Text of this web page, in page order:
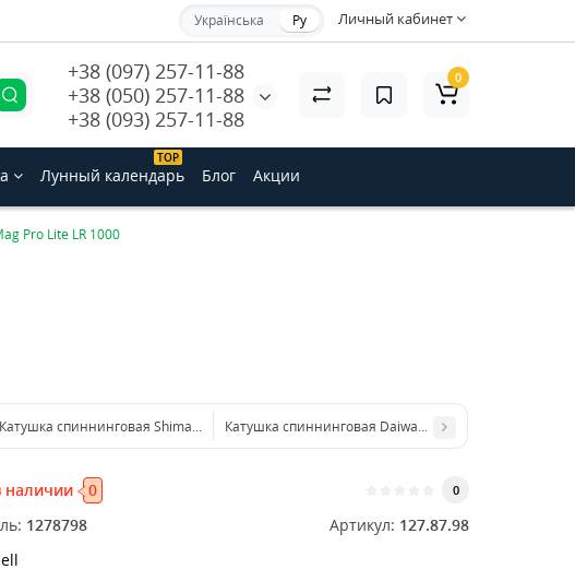
Личный кабинет
Українська Ру
+38 (097) 257-11-88
+38 (050) 257-11-88
+38 (093) 257-11-88
0
ТОP
Лунный календарь Блог Акции
Pro Lite LR 1000
Катушка спиннинговая Shimano Exage 3000SFDКатушкa спиннинговая Daiwa Exceler 2506 HA
наличии 0 0
1278798 Артикул: 127.87.98